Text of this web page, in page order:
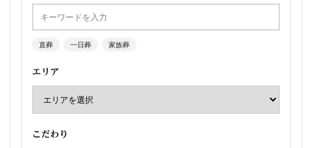
直葬 一日葬 家族葬
エリア
こだわり